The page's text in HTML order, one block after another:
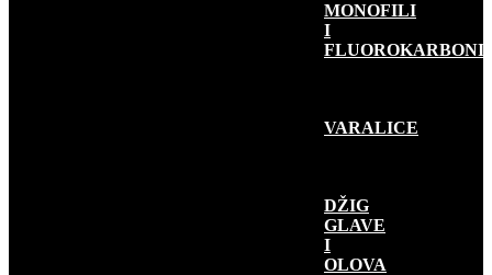
MONOFILI
I
FLUOROKARBONI
VARALICE
DŽIG
GLAVE
I
OLOVA